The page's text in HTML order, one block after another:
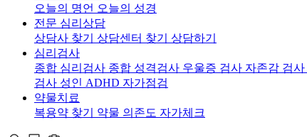
오늘의 명언 오늘의 성경
전문 심리상담
상담사 찾기 상담센터 찾기 상담하기
심리검사
종합 심리검사 종합 성격검사 우울증 검사 자존감 검사
검사 성인 ADHD 자가점검
약물치료
복용약 찾기 약물 의존도 자가체크